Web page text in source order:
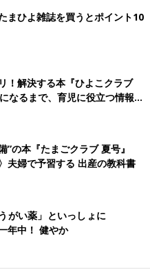
まひよ雑誌を買うとポイント10
！解決する本『ひよこクラブ
るまで、育児に役立つ情報が
”の本『たまごクラブ 夏号』
夫婦で予習する 出産の教科書
がい薬」といっしょに
年中！ 健やか